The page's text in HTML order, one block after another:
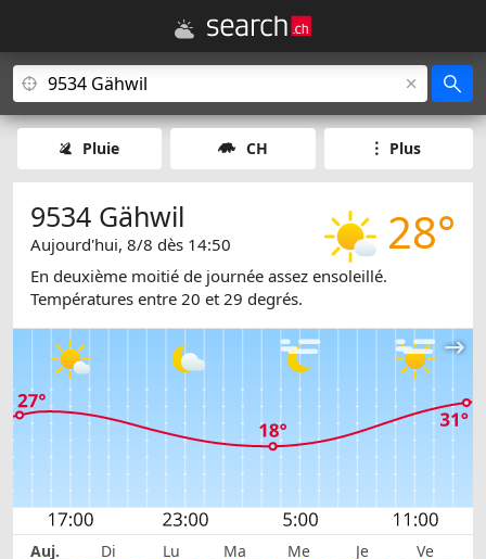
Pluie CH Plus
28°
9534 Gähwil
Aujourd'hui, 8/8 dès 14:50
En deuxième moitié de journée assez ensoleillé.
Températures entre 20 et 29 degrés.
Auj. Di Lu Ma Me Je Ve